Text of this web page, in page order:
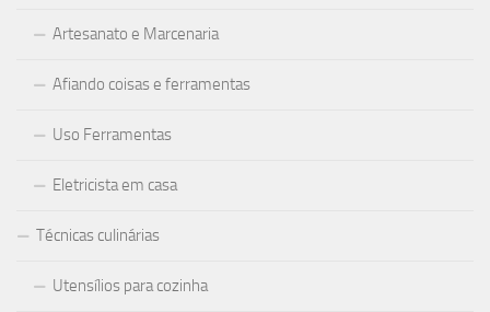
Artesanato e Marcenaria
Afiando coisas e ferramentas
Uso Ferramentas
Eletricista em casa
Técnicas culinárias
Utensílios para cozinha